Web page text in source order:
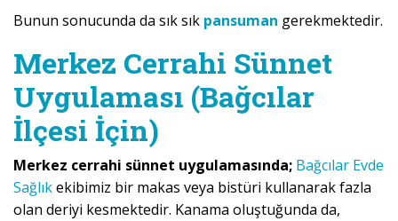
Bunun sonucunda da sık sık pansuman gerekmektedir.
Merkez Cerrahi Sünnet
Uygulaması (Bağcılar
İlçesi İçin)
Merkez cerrahi sünnet uygulamasında; Bağcılar Evde
Sağlıkekibimiz bir makas veya bistüri kullanarak fazla
olan deriyi kesmektedir. Kanama oluştuğunda da,